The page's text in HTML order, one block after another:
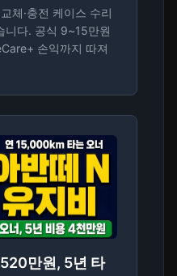
체·충전 케이스 수리
니다. 공식 9~15만원
손익까지 따져
만원, 5년 타